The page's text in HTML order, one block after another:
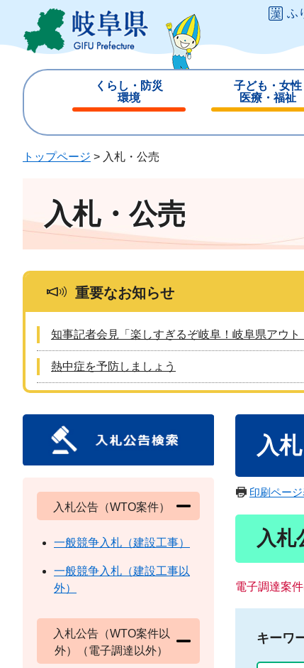
ジ
ュ
ふ
くらし・防災
環境
じ
子ども・女性
医療・福祉
じ
トップページ > 入札・公売
入札・公売
重要なお知らせ
知事記者会見「楽しすぎるぞ岐阜！岐阜県アウ
熱中症を予防しましょう
入
印刷ペー
入札
電子調達案件
キーワ
入札公告（WTO案件）
一般競争入札（建設工事）
一般競争入札（建設工事以
外）
入札公告（WTO案件以
外）（電子調達以外）